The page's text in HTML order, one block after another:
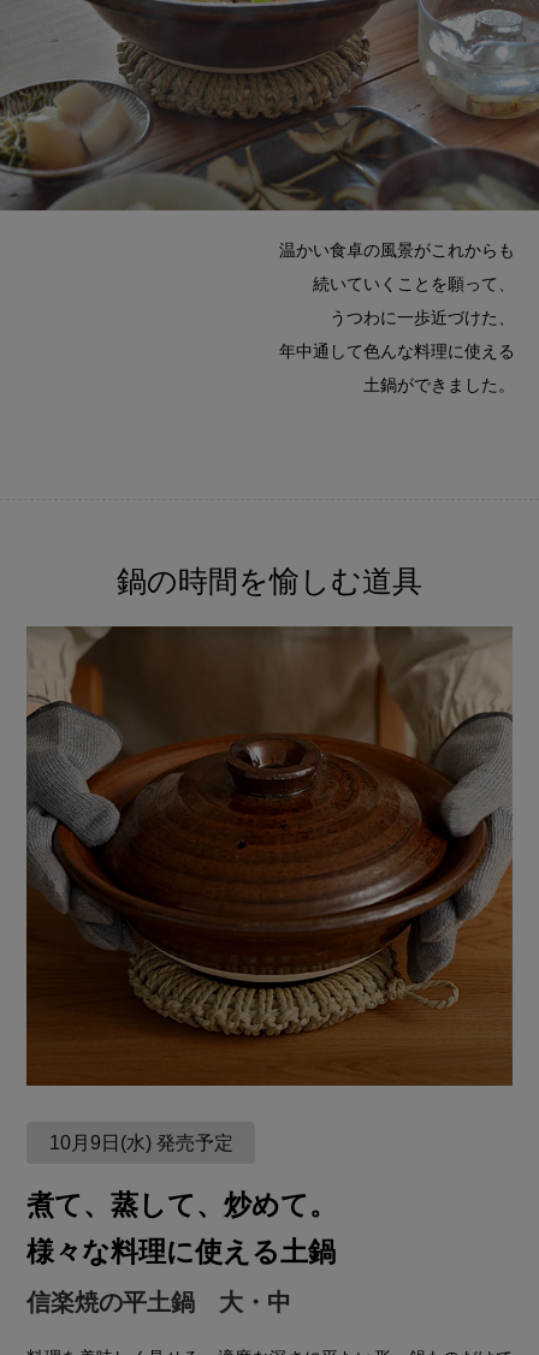
温かい食卓の風景がこれからも
続いていくことを願って、
うつわに一歩近づけた、
年中通して色んな料理に使える
土鍋ができました。
鍋の時間を愉しむ道具
10月9日(水) 発売予定
煮て、蒸して、炒めて。
様々な料理に使える土鍋
信楽焼の平土鍋 大・中